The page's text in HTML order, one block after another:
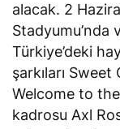
alacak. 2
Stadyumu’nda
Türkiye’deki
şarkıları Sweet
Welcome to
kadrosu Axl